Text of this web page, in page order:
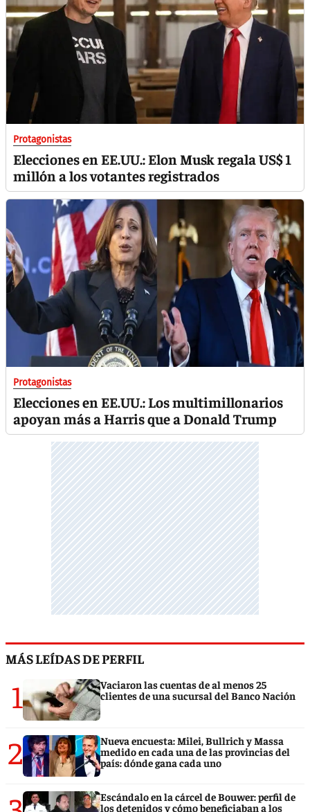
Protagonistas
Elecciones en EE.UU.: Elon Musk regala US$ 1
millón a los votantes registrados
Protagonistas
Elecciones en EE.UU.: Los multimillonarios
apoyan más a Harris que a Donald Trump
MÁS LEÍDAS DE PERFIL
1
Vaciaron las cuentas de al menos 25
clientes de una sucursal del Banco Nación
2
Nueva encuesta: Milei, Bullrich y Massa
medido en cada una de las provincias del
país: dónde gana cada uno
Escándalo en la cárcel de Bouwer: perfil de
los detenidos y cómo beneficiaban a los